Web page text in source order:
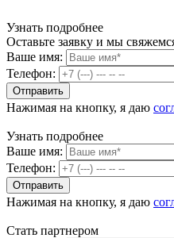
Узнать подробнее
Оставьте заявку и мы
Ваше имя:
Телефон:
Нажимая на кнопку, я даю
Узнать подробнее
Ваше имя:
Телефон:
Нажимая на кнопку, я даю
Стать партнером